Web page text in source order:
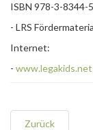
ISBN 978-3-8344-
- LRS
Internet:
- www.legakids.net
Zurück